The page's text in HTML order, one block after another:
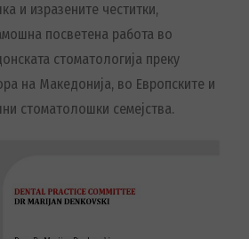
и изразените честитки,
посветена работа во
стоматологија преку
на Македонија, во Европските и
стоматолошки семејства.